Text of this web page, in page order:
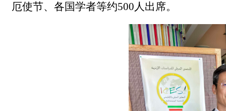
厄使节、各国学者等约500人出席。